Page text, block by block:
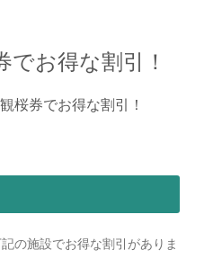
お得な割引！
桜券でお得な割引！
の施設でお得な割引がありま